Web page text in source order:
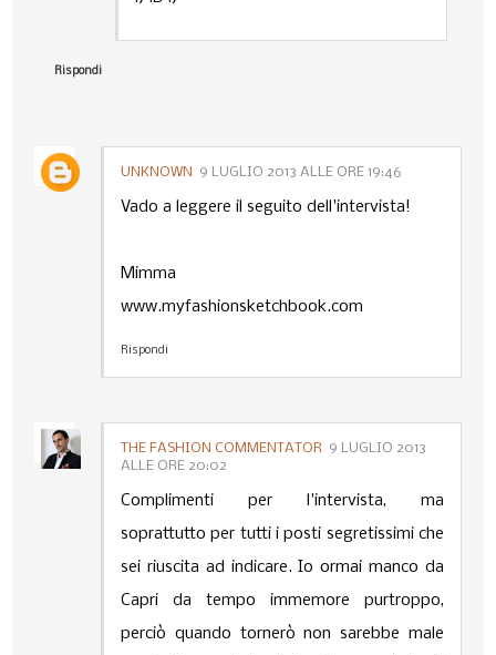
Rispondi
UNKNOWN 9 LUGLIO 2013 ALLE ORE 19:46
Vado a leggere il seguito dell'intervista!
Mimma
www.myfashionsketchbook.com
Rispondi
THE FASHION COMMENTATOR
9 LUGLIO 2013
ALLE ORE 20:02
Complimenti per l'intervista, ma
soprattutto per tutti i posti segretissimi che
sei riuscita ad indicare. Io ormai manco da
Capri da tempo immemore purtroppo,
perciò quando tornerò non sarebbe male